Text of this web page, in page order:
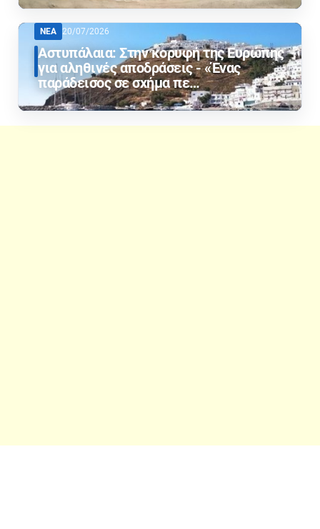
ΝΕΑ 20/07/2026
Αστυπάλαια: Στην κορυφή της Ευρώπης
για αληθινές αποδράσεις - «Ένας
παράδεισος σε σχήμα πε…